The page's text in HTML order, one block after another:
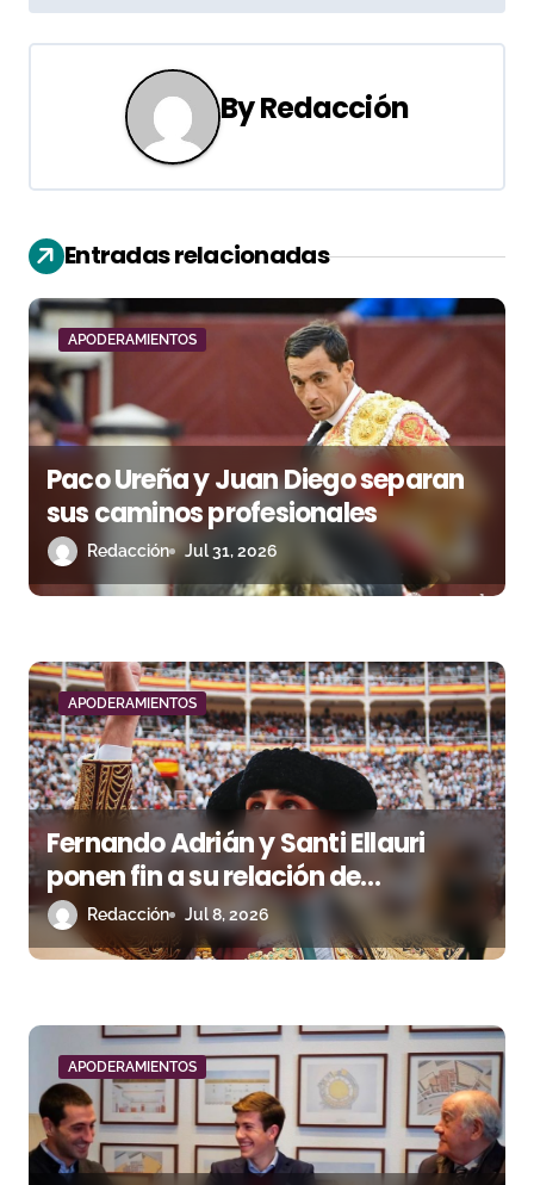
e
c
i
ó
n
d
e
e
n
t
a
d
a
s
ByRedacción
Entradas relacionadas
APODERAMIENTOS
Paco Ureña y Juan Diego separan
sus caminos profesionales
Redacción Jul 31, 2026
APODERAMIENTOS
Fernando Adrián y Santi Ellauri
ponen fin a su relación de
apoderamiento
Redacción Jul 8, 2026
APODERAMIENTOS